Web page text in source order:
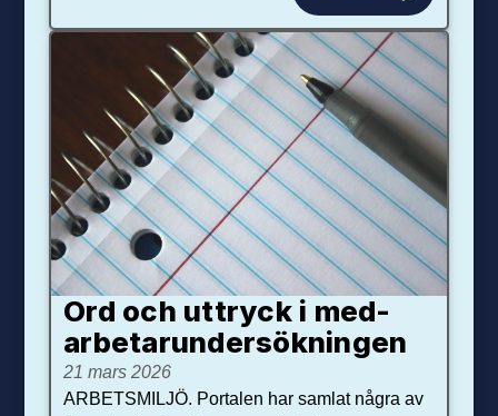
Ord och uttryck i med­­
arbetar­­under­sökningen
21 mars 2026
ARBETSMILJÖ. Portalen har samlat några av